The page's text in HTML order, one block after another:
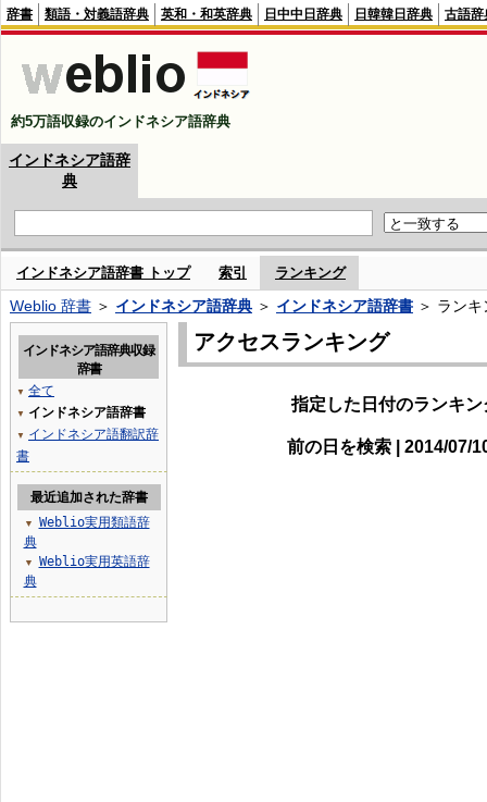
辞書 類語・対義語辞典 英和・和英辞典 日中中日辞典 日韓韓日辞典 古語辞
約5万語収録のインドネシア語辞典
インドネシア語辞
典
インドネシア語辞書 トップ 索引 ランキング
Weblio 辞書 ＞ インドネシア語辞典 ＞ インドネシア語辞書 ＞ ランキ
アクセスランキング
指定した日付のランキ
前の日を検索 | 2014/07/
インドネシア語辞典収録
辞書
▼ 全て
▼ インドネシア語辞書
▼
インドネシア語翻訳辞
書
最近追加された辞書
▼
Weblio実用類語辞
典
▼
Weblio実用英語辞
典